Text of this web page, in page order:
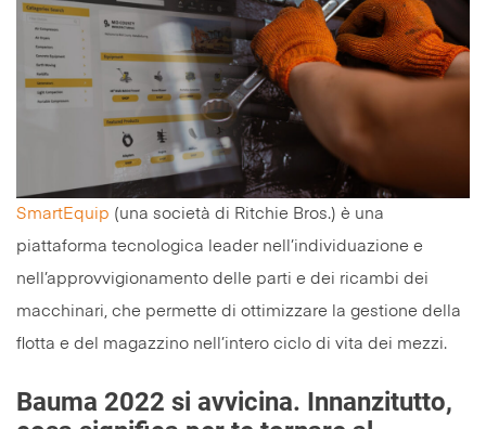
SmartEquip (una società di Ritchie Bros.) è una
piattaforma tecnologica leader nell’individuazione e
nell’approvvigionamento delle parti e dei ricambi dei
macchinari, che permette di ottimizzare la gestione della
flotta e del magazzino nell’intero ciclo di vita dei mezzi.
Bauma 2022 si avvicina. Innanzitutto,